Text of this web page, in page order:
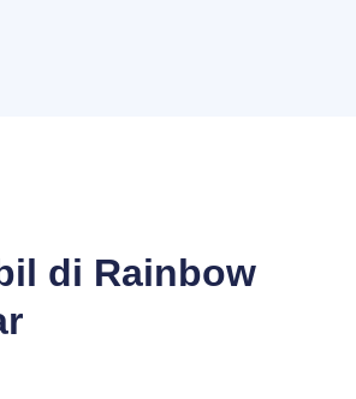
di Rainbow